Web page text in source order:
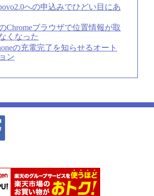
への申込みでひどい目にあ
Chromeブラウザで位置情報が取
くなった
の充電完了を知らせるオート
ン